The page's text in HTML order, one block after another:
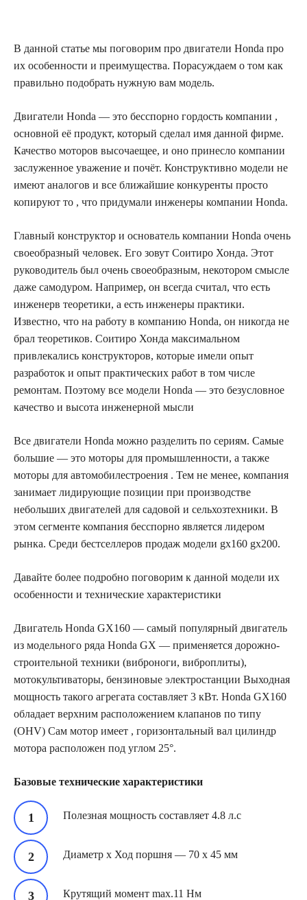
В данной статье мы поговорим про двигатели Honda про
их особенности и преимущества. Порасуждаем о том как
правильно подобрать нужную вам модель.
Двигатели Honda — это бесспорно гордость компании ,
основной её продукт, который сделал имя данной фирме.
Качество моторов высочаещее, и оно принесло компании
заслуженное уважение и почёт. Конструктивно модели не
имеют аналогов и все ближайшие конкуренты просто
копируют то , что придумали инженеры компании Honda.
Главный конструктор и основатель компании Honda очень
своеобразный человек. Его зовут Соитиро Хонда. Этот
руководитель был очень своеобразным, некотором смысле
даже самодуром. Например, он всегда считал, что есть
инженерв теоретики, а есть инженеры практики.
Известно, что на работу в компанию Honda, он никогда не
брал теоретиков. Соитиро Хонда максимальном
привлекались конструкторов, которые имели опыт
разработок и опыт практических работ в том числе
ремонтам. Поэтому все модели Honda — это безусловное
качество и высота инженерной мысли
Все двигатели Honda можно разделить по сериям. Самые
большие — это моторы для промышленности, а также
моторы для автомобилестроения . Тем не менее, компания
занимает лидирующие позиции при производстве
небольших двигателей для садовой и сельхозтехники. В
этом сегменте компания бесспорно является лидером
рынка. Среди бестселлеров продаж модели gx160 gx200.
Давайте более подробно поговорим к данной модели их
особенности и технические характеристики
Двигатель Honda GX160 — самый популярный двигатель
из модельного ряда Honda GX — применяется дорожно-
строительной техники (виброноги, виброплиты),
мотокультиваторы, бензиновые электростанции Выходная
мощность такого агрегата составляет 3 кВт. Honda GX160
обладает верхним расположением клапанов по типу
(OHV) Сам мотор имеет , горизонтальный вал цилиндр
мотора расположен под углом 25°.
Базовые технические характеристики
Полезная мощность составляет 4.8 л.с
Диаметр x Ход поршня — 70 x 45 мм
Крутящий момент max.11 Нм